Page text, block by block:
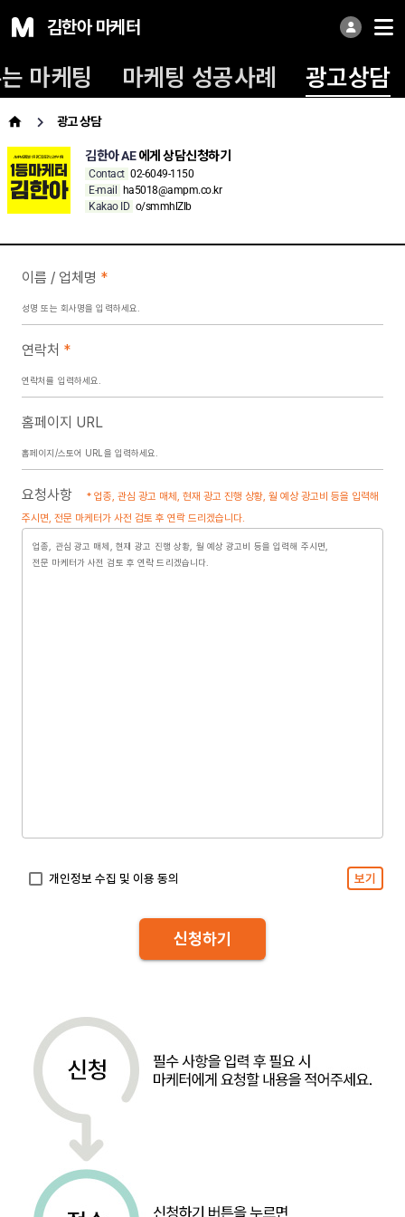
김한아 마케터
마케팅 마케팅 성공사례 광고상담
광고 상담
김한아 AE에게 상담신청하기
Contact 02-6049-1150
E-mail ha5018@ampm.co.kr
Kakao ID o/smmhlZlb